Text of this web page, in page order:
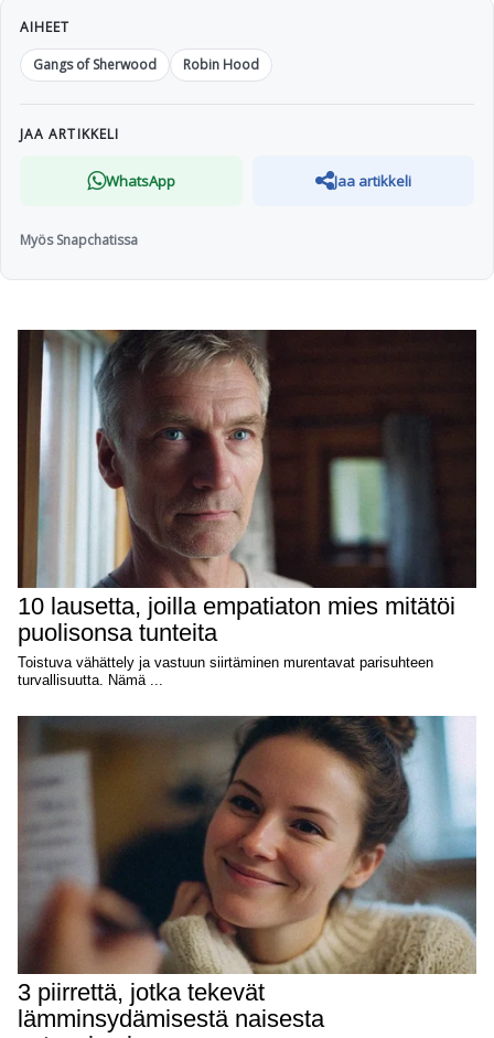
AIHEET
Gangs of Sherwood
Robin Hood
JAA ARTIKKELI
WhatsApp Jaa artikkeli
Myös Snapchatissa